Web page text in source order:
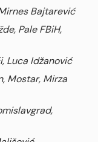
Bajtarević
Pale FBiH,
Luca Idžanović
Mostar, Mirza